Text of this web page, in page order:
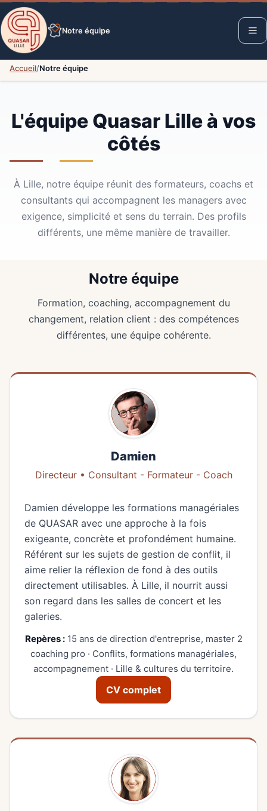
Notre équipe
Accueil/Notre équipe
L'équipe Quasar Lille à vos
côtés
À Lille, notre équipe réunit des formateurs, coachs et
consultants qui accompagnent les managers avec
exigence, simplicité et sens du terrain. Des profils
différents, une même manière de travailler.
Notre équipe
Formation, coaching, accompagnement du
changement, relation client : des compétences
différentes, une équipe cohérente.
Damien
Directeur • Consultant - Formateur - Coach
Damien développe les formations managériales
de QUASAR avec une approche à la fois
exigeante, concrète et profondément humaine.
Référent sur les sujets de gestion de conflit, il
aime relier la réflexion de fond à des outils
directement utilisables. À Lille, il nourrit aussi
son regard dans les salles de concert et les
galeries.
Repères :15 ans de direction d'entreprise, master 2
coaching pro · Conflits, formations managériales,
accompagnement · Lille & cultures du territoire.
CV complet